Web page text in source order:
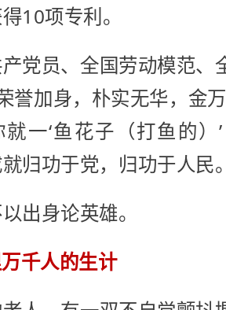
10项专利。
党员、全国劳动模范、
誉加身，朴实无华，金
就一‘鱼花子（打鱼的
归功于党，归功于人民
出身论英雄。
千人的生计